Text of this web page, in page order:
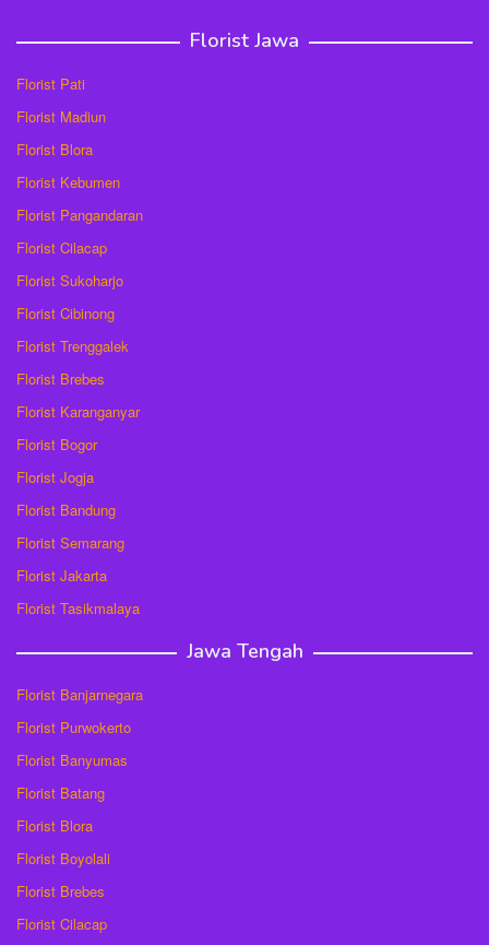
Florist Jawa
Florist Pati
Florist Madiun
Florist Blora
Florist Kebumen
Florist Pangandaran
Florist Cilacap
Florist Sukoharjo
Florist Cibinong
Florist Trenggalek
Florist Brebes
Florist Karanganyar
Florist Bogor
Florist Jogja
Florist Bandung
Florist Semarang
Florist Jakarta
Florist Tasikmalaya
Jawa Tengah
Florist Banjarnegara
Florist Purwokerto
Florist Banyumas
Florist Batang
Florist Blora
Florist Boyolali
Florist Brebes
Florist Cilacap